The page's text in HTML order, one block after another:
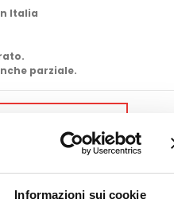
Informazioni sui cookie
Italia
parziale.